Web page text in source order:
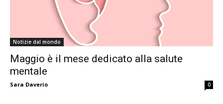
Notizie dal mondo
Maggio è il mese dedicato alla salute
mentale
Sara Daverio 0